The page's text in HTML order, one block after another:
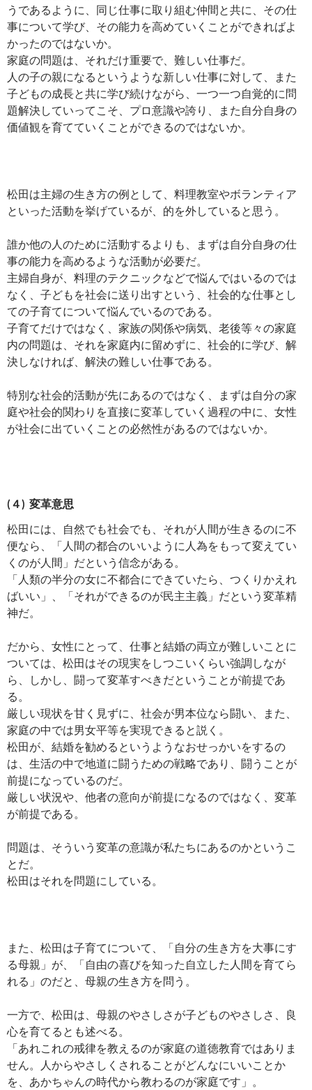
うであるように、同じ仕事に取り組む仲間と共に、その仕
事について学び、その能力を高めていくことができればよ
かったのではないか。
家庭の問題は、それだけ重要で、難しい仕事だ。
人の子の親になるというような新しい仕事に対して、また
子どもの成長と共に学び続けながら、一つ一つ自覚的に問
題解決していってこそ、プロ意識や誇り、また自分自身の
価値観を育てていくことができるのではないか。
松田は主婦の生き方の例として、料理教室やボランティア
といった活動を挙げているが、的を外していると思う。
誰か他の人のために活動するよりも、まずは自分自身の仕
事の能力を高めるような活動が必要だ。
主婦自身が、料理のテクニックなどで悩んではいるのでは
なく、子どもを社会に送り出すという、社会的な仕事とし
ての子育てについて悩んでいるのである。
子育てだけではなく、家族の関係や病気、老後等々の家庭
内の問題は、それを家庭内に留めずに、社会的に学び、解
決しなければ、解決の難しい仕事である。
特別な社会的活動が先にあるのではなく、まずは自分の家
庭や社会的関わりを直接に変革していく過程の中に、女性
が社会に出ていくことの必然性があるのではないか。
(４) 変革意思
松田には、自然でも社会でも、それが人間が生きるのに不
便なら、「人間の都合のいいように人為をもって変えてい
くのが人間」だという信念がある。
「人類の半分の女に不都合にできていたら、つくりかえれ
ばいい」、「それができるのが民主主義」だという変革精
神だ。
だから、女性にとって、仕事と結婚の両立が難しいことに
ついては、松田はその現実をしつこいくらい強調しなが
ら、しかし、闘って変革すべきだということが前提であ
る。
厳しい現状を甘く見ずに、社会が男本位なら闘い、また、
家庭の中では男女平等を実現できると説く。
松田が、結婚を勧めるというようなおせっかいをするの
は、生活の中で地道に闘うための戦略であり、闘うことが
前提になっているのだ。
厳しい状況や、他者の意向が前提になるのではなく、変革
が前提である。
問題は、そういう変革の意識が私たちにあるのかというこ
とだ。
松田はそれを問題にしている。
また、松田は子育てについて、「自分の生き方を大事にす
る母親」が、「自由の喜びを知った自立した人間を育てら
れる」のだと、母親の生き方を問う。
一方で、松田は、母親のやさしさが子どものやさしさ、良
心を育てるとも述べる。
「あれこれの戒律を教えるのが家庭の道徳教育ではありま
せん。人からやさしくされることがどんなにいいことか
を、あかちゃんの時代から教わるのが家庭です」。